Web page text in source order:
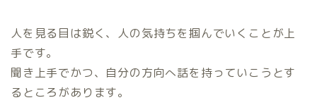
人を見る目は鋭く、人の気持ちを掴んでいくことが上
手です。
聞き上手でかつ、自分の方向へ話を持っていこうとす
るところがあります。